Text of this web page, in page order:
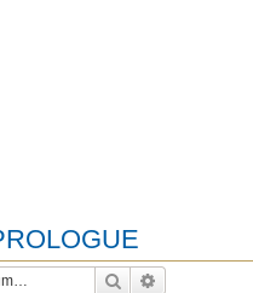
Rechercher